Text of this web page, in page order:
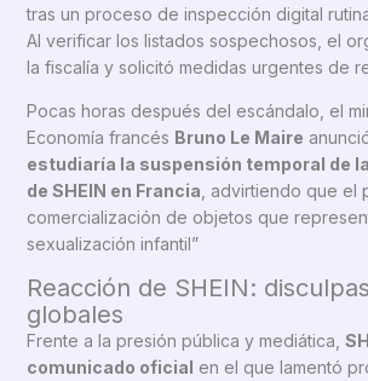
tras un proceso de inspección digital
Al verificar los listados sospechosos, el
la fiscalía y solicitó medidas urgentes de
Pocas horas después del escándalo, el
Economía francés Bruno Le Maire
estudiaría la suspensión temporal de
de SHEIN en Francia , advirtiendo que el
comercialización de objetos que
sexualización infantil”
Reacción de SHEIN:
globales
Frente a la presión pública y mediática,
comunicado oficial en el que lamentó